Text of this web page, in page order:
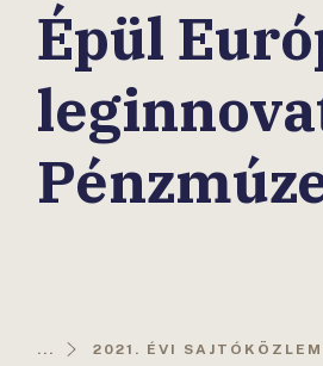
Épül
... 2021. ÉVI